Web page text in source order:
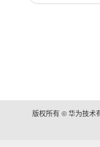
版权所有 © 华为技术